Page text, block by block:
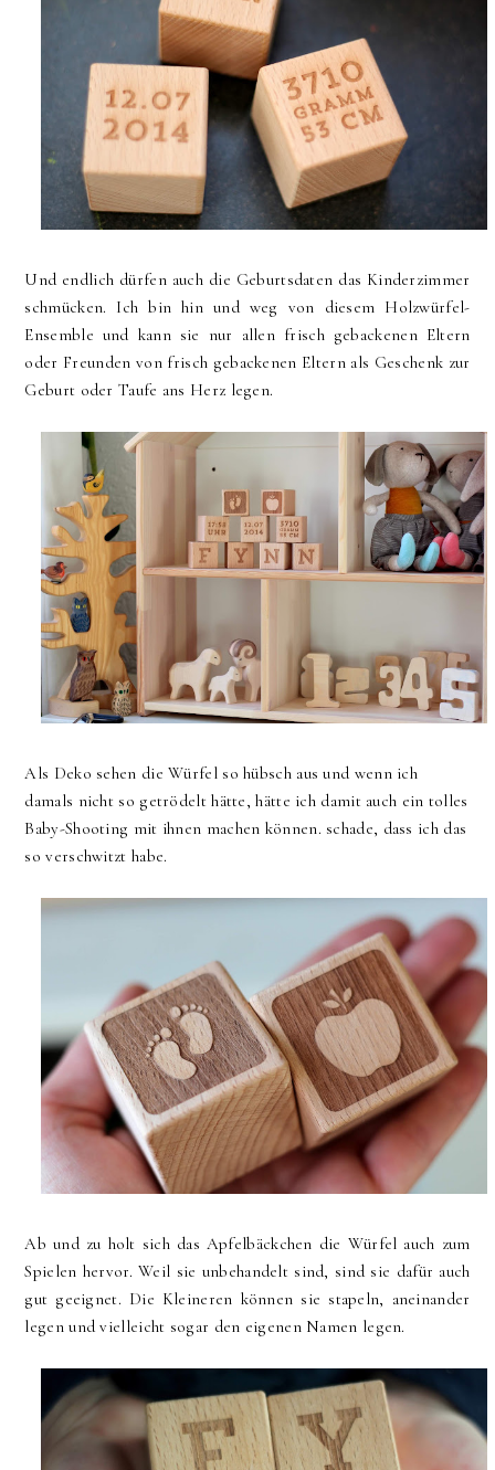
Und endlich dürfen auch die Geburtsdaten das Kinderzimmer
schmücken. Ich bin hin und weg von diesem Holzwürfel-
Ensemble und kann sie nur allen frisch gebackenen Eltern
oder Freunden von frisch gebackenen Eltern als Geschenk zur
Geburt oder Taufe ans Herz legen.
Als Deko sehen die Würfel so hübsch aus und wenn ich
damals nicht so getrödelt hätte, hätte ich damit auch ein tolles
Baby-Shooting mit ihnen machen können. schade, dass ich das
so verschwitzt habe.
Ab und zu holt sich das Apfelbäckchen die Würfel auch zum
Spielen hervor. Weil sie unbehandelt sind, sind sie dafür auch
gut geeignet. Die Kleineren können sie stapeln, aneinander
legen und vielleicht sogar den eigenen Namen legen.